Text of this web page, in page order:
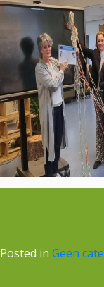
Posted in Geen